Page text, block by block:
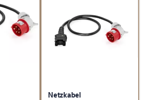
Netzkabel